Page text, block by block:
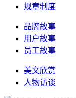
规章制度
品牌故事
用户故事
员工故事
美文欣赏
人物访谈